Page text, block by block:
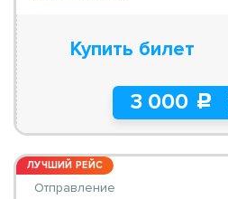
Купить билет
3 000 c
ЛУЧШИЙ РЕЙС
Отправление